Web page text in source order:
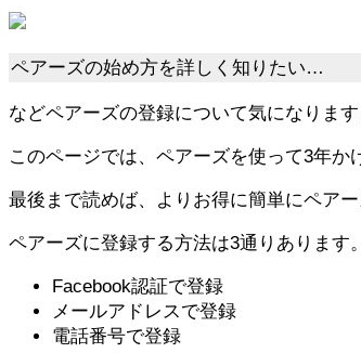
ペアーズの始め方を詳しく知りたい…
などペアーズの登録について気になります
このページでは、ペアーズを使って3年か
最後まで読めば、よりお得に簡単にペア
ペアーズに登録する方法は3通りあります。
Facebook認証で登録
メールアドレスで登録
電話番号で登録